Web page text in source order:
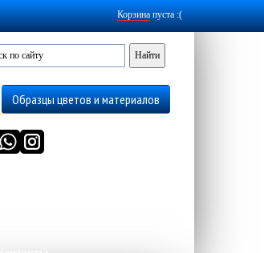
Корзинапуста :(
Образцы цветов и материалов